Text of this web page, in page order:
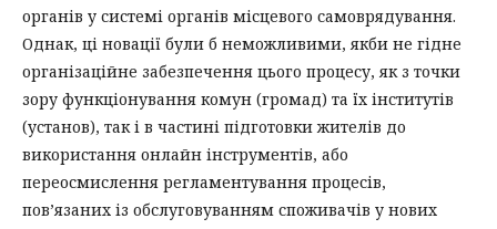
органів у системі органів місцевого самоврядування.
Однак, ці новації були б неможливими, якби не гідне
організаційне забезпечення цього процесу, як з точки
зору функціонування комун (громад) та їх інститутів
(установ), так і в частині підготовки жителів до
використання онлайн інструментів, або
переосмислення регламентування процесів,
пов’язаних із обслуговуванням споживачів у нових